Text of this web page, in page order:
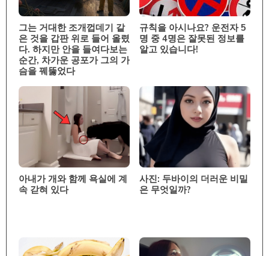
그는 거대한 조개껍데기 같
은 것을 갑판 위로 들어 올렸
다. 하지만 안을 들여다보는
순간, 차가운 공포가 그의 가
슴을 꿰뚫었다
규칙을 아시나요? 운전자 5
명 중 4명은 잘못된 정보를
알고 있습니다!
아내가 개와 함께 욕실에 계
속 갇혀 있다
사진: 두바이의 더러운 비밀
은 무엇일까?